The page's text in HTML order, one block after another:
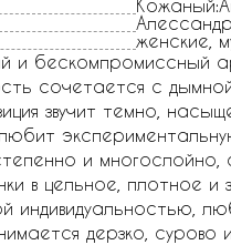
женские,
и бескомпромиссный
сочетается с
звучит темно,
и многослойно,
в цельное, плотное и
индивидуальностью,
дерзко, сурово